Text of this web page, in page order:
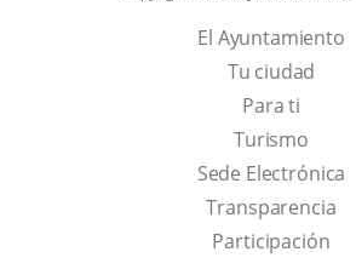
El Ayuntamiento
Tu ciudad
Para ti
TurismoThis
link
will
open
Sede Electrónica
Transparencia
Participación